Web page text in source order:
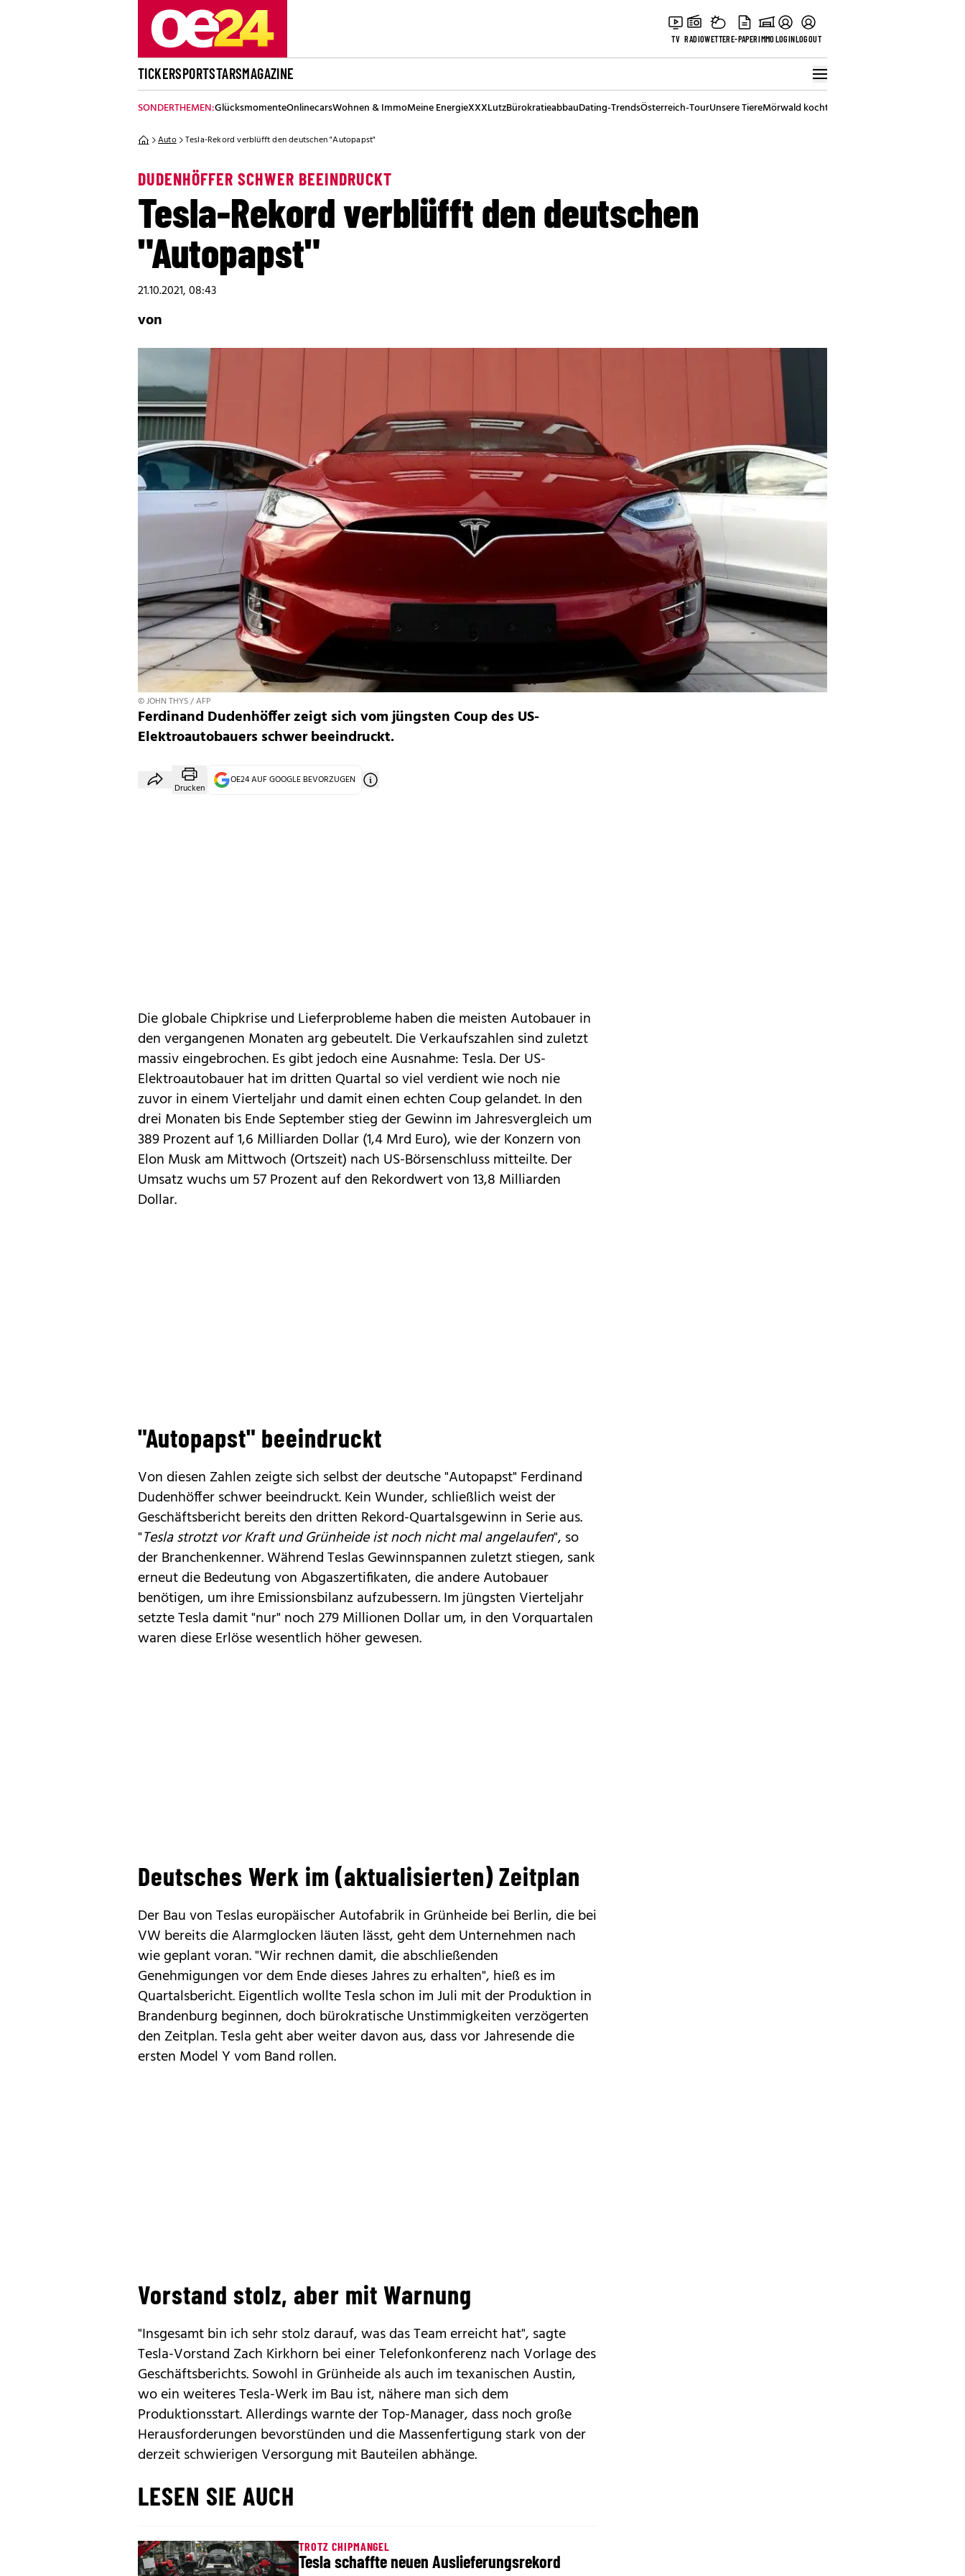
TV RADIOWETTERE-PAPERIMMOLOGINLOGOUT
TICKERSPORTSTARSMAGAZINE
SONDERTHEMEN:GlücksmomenteOnlinecarsWohnen & ImmoMeine EnergieXXXLutzBürokratieabbauDating-TrendsÖsterreich-TourUnsere TiereMörwald kocht
Auto Tesla-Rekord verblüfft den deutschen "Autopapst"
DUDENHÖFFER SCHWER BEEINDRUCKT
Tesla-Rekord verblüfft den deutschen
"Autopapst"
21.10.2021, 08:43
von
© JOHN THYS / AFP
Ferdinand Dudenhöffer zeigt sich vom jüngsten Coup des US-
Elektroautobauers schwer beeindruckt.
Drucken
OE24 AUF GOOGLE BEVORZUGEN
Die globale Chipkrise und Lieferprobleme haben die meisten Autobauer in
den vergangenen Monaten arg gebeutelt. DieVerkaufszahlen sind zuletzt
massiv eingebrochen. Es gibt jedoch eine Ausnahme:Tesla. Der US-
Elektroautobauer hat im dritten Quartal so viel verdient wie noch nie
zuvor in einem Vierteljahr und damit einen echten Coup gelandet. In den
drei Monaten bis Ende September stieg der Gewinn im Jahresvergleich um
389 Prozent auf 1,6 Milliarden Dollar (1,4 Mrd Euro), wie der Konzern von
Elon Musk am Mittwoch (Ortszeit) nach US-Börsenschluss mitteilte. Der
Umsatz wuchs um 57 Prozent auf den Rekordwert von 13,8 Milliarden
Dollar.
"Autopapst" beeindruckt
Von diesen Zahlen zeigte sich selbst der deutsche "Autopapst" Ferdinand
Dudenhöfferschwer beeindruckt. Kein Wunder, schließlich weist der
Geschäftsbericht bereits den dritten Rekord-Quartalsgewinn in Serie aus.
"Tesla strotzt vor Kraft und Grünheide ist noch nicht mal angelaufen", so
der Branchenkenner. Während Teslas Gewinnspannen zuletzt stiegen, sank
erneut die Bedeutung von Abgaszertifikaten, die andere Autobauer
benötigen, um ihre Emissionsbilanz aufzubessern. Im jüngsten Vierteljahr
setzte Tesla damit "nur" noch 279 Millionen Dollar um, in den Vorquartalen
waren diese Erlöse wesentlich höher gewesen.
Deutsches Werk im (aktualisierten) Zeitplan
Der Bau von Teslas europäischer Autofabrik in Grünheide bei Berlin,die bei
VW bereits die Alarmglocken läuten lässt, geht dem Unternehmen nach
wie geplant voran. "Wir rechnen damit, die abschließenden
Genehmigungen vor dem Ende dieses Jahres zu erhalten", hieß es im
Quartalsbericht. Eigentlich wollte Tesla schon im Juli mit der Produktion in
Brandenburg beginnen, doch bürokratische Unstimmigkeiten verzögerten
den Zeitplan. Tesla geht aber weiter davon aus, dassvor Jahresende die
ersten Model Y vom Band rollen.
Vorstand stolz, aber mit Warnung
"Insgesamt bin ich sehr stolz darauf, was das Team erreicht hat", sagte
Tesla-Vorstand Zach Kirkhorn bei einer Telefonkonferenz nach Vorlage des
Geschäftsberichts. Sowohl in Grünheide als auch im texanischen Austin,
wo ein weiteres Tesla-Werk im Bau ist, nähere man sich dem
Produktionsstart. Allerdings warnte der Top-Manager, dass noch große
Herausforderungen bevorstünden und die Massenfertigung stark von der
derzeit schwierigen Versorgung mit Bauteilen abhänge.
LESEN SIE AUCH
TROTZ CHIPMANGEL
Tesla schaffte neuen Auslieferungsrekord